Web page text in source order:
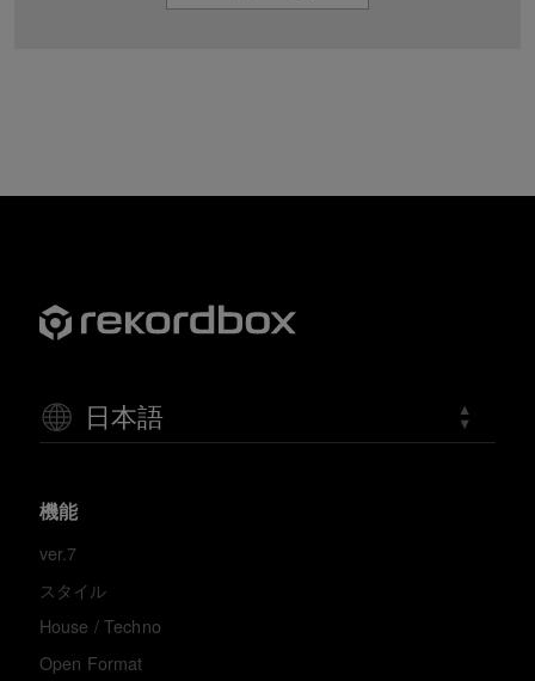
日本語
機能
ver.7
スタイル
House / Techno
Open Format